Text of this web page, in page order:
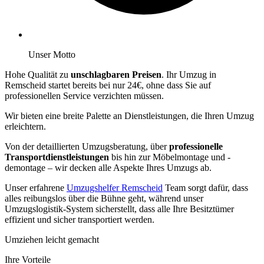
Unser Motto
Hohe Qualität zu unschlagbaren Preisen. Ihr Umzug in
Remscheid startet bereits bei nur 24€, ohne dass Sie auf
professionellen Service verzichten müssen.
Wir bieten eine breite Palette an Dienstleistungen, die Ihren Umzug
erleichtern.
Von der detaillierten Umzugsberatung, überprofessionelle
Transportdienstleistungen bis hin zur Möbelmontage und -
demontage – wir decken alle Aspekte Ihres Umzugs ab.
Unser erfahrene Umzugshelfer Remscheid Team sorgt dafür, dass
alles reibungslos über die Bühne geht, während unser
Umzugslogistik-System sicherstellt, dass alle Ihre Besitztümer
effizient und sicher transportiert werden.
Umziehen leicht gemacht
Ihre Vorteile